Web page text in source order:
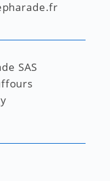
SAS